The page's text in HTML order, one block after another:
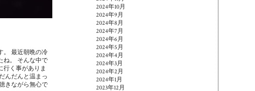
。 最近朝晩の冷
ね。 そんな中で
行く事がありま
んだんと温まっ
きながら無心で
2024年10月
2024年9月
2024年8月
2024年7月
2024年6月
2024年5月
2024年4月
2024年3月
2024年2月
2024年1月
2023年12月